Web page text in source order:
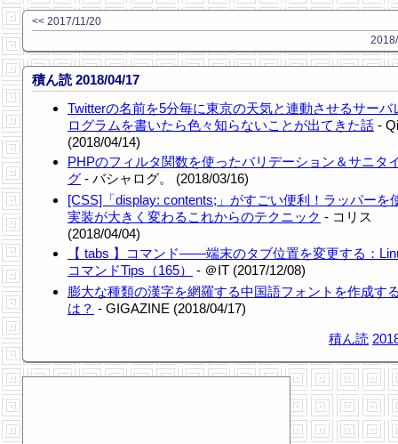
<< 2017/11/20
積ん読 2018/04/17
Twitterの名前を5分毎に東京の天気と連動させるサーバ
ログラムを書いたら色々知らないことが出てきた話 -
(2018/04/14)
PHPのフィルタ関数を使ったバリデーション＆サニタ
グ - バシャログ。 (2018/03/16)
[CSS]「display: contents;」がすごい便利！ラッパーを
実装が大きく変わるこれからのテクニック - コリス
(2018/04/04)
【 tabs 】コマンド――端末のタブ位置を変更する：
コマンドTips（165）
- ＠IT (2017/12/08)
膨大な種類の漢字を網羅する中国語フォントを作成す
は？ - GIGAZINE (2018/04/17)
積ん読